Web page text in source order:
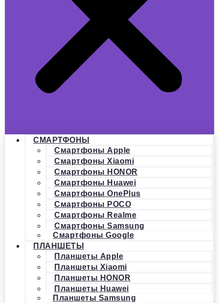
СМАРТФОНЫ
Смартфоны Apple
Смартфоны Xiaomi
Смартфоны HONOR
Смартфоны Huawei
Смартфоны OnePlus
Смартфоны POCO
Смартфоны Realme
Смартфоны Samsung
Смартфоны Google
ПЛАНШЕТЫ
Планшеты Apple
Планшеты Xiaomi
Планшеты HONOR
Планшеты Huawei
Планшеты Samsung